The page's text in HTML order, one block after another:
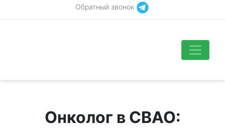
Обратный звонок
Онколог в СВАО: